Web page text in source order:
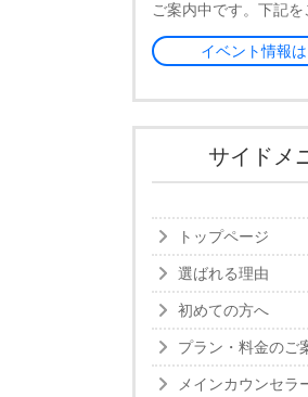
ご案内中です。下記を
イベント情報
サイドメ
トップページ
選ばれる理由
初めての方へ
プラン・料金のご
メインカウンセラ